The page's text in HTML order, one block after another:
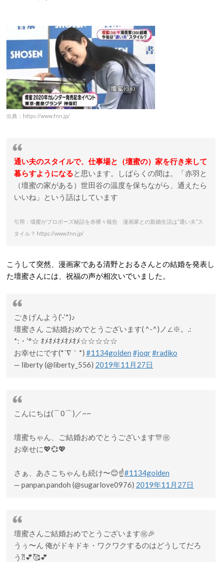
出典：https://www.fnn.jp/
通い夫のスタイルで、仕事場と（壇蜜の）家を行き来して
暮らすようになると思います。しばらくの間は。「赤羽と
（壇蜜の家がある）世田谷の温度を保ちながら、通えたら
いいね」という話はしています
引用：壇蜜がプロポーズ秘話を赤裸々報告 漫画家との新婚生活は“通い夫”ス
タイル？ https://www.fnn.jp/
こうして突然、漫画家である清野とおるさんとの結婚を発表し
た壇蜜さんには、祝福の声が相次いでいました。
ごきげんよう(’-’*)♪
壇蜜さん ご結婚おめでとうございます( ^-^)ノ∠※。.:
*:・’°☆ ｵﾒｵﾒｵﾒｵﾒｵﾒ☆☆☆☆☆
お幸せにです(*´∇｀*) #1134golden #joqr#radiko
— liberty (@liberty_556) 2019年11月27日
こんにちは(⌒0⌒)／~~
壇蜜ちゃん、ご結婚おめでとうございます🎊㊗️
お幸せに💖💞💖
さぁ、あさこちゃんも続け〜😊☝️#1134golden
— panpan.pandoh (@sugarlove0976) 2019年11月27日
壇蜜さんご結婚おめでとうございます㊗️🎉
うぅ〜ん 俺がドキドキ・ワクワクするのはどうしてだろ
う⁈💕🥰💕